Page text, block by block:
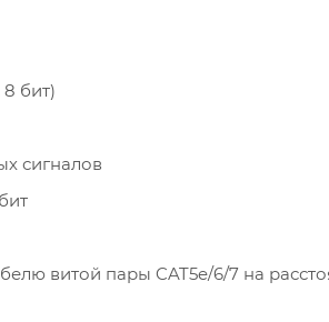
бит)
сигналов
витой пары CAT5e/6/7 на